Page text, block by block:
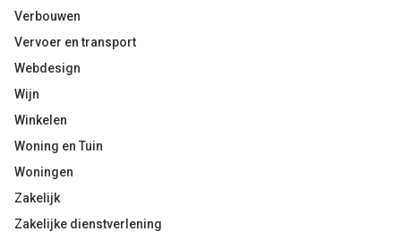
Verbouwen
Vervoer en transport
Webdesign
Wijn
Winkelen
Woning en Tuin
Woningen
Zakelijk
Zakelijke dienstverlening